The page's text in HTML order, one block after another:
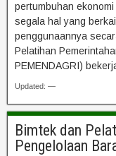
pertumbuhan
segala hal yang
penggunaannya
Pelatihan
PEMENDAGRI)
Updated: —
Bimtek dan
Pengelolaan